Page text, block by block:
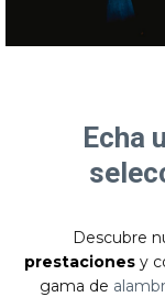
Echa
Descubre
prestacionesy
gama de